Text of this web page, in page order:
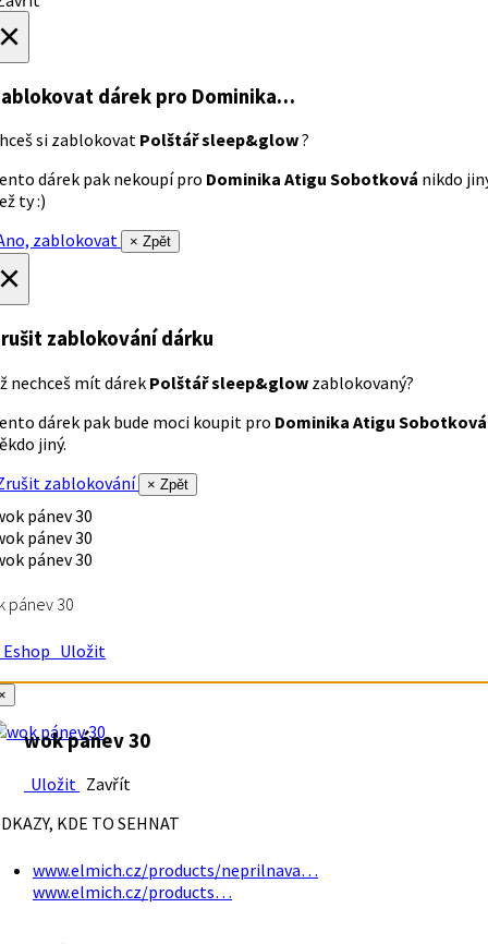
dárek pro Dominika…
si zablokovat Polštář sleep&glow?
dárek pak nekoupí pro Dominika Atigu Sobotková nikdo
ty :)
zablokovat
× Zpět
zablokování dárku
nechceš mít dárek Polštář sleep&glow zablokovaný?
dárek pak bude moci koupit pro Dominika Atigu Sobotková
jiný.
zablokování
× Zpět
pánev 30
Uložit
wok pánev 30
Uložit Zavřít
KDE TO SEHNAT
www.elmich.cz/products/neprilnava…
www.elmich.cz/products…